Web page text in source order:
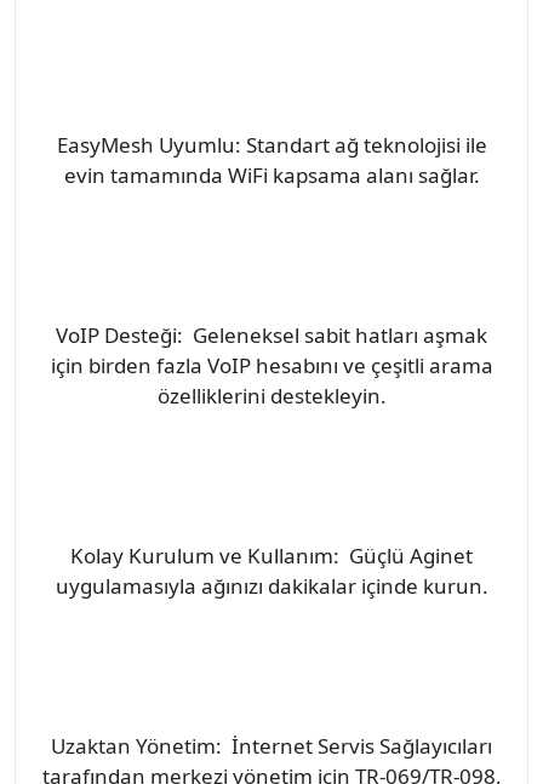
EasyMesh Uyumlu: Standart ağ teknolojisi ile
evin tamamında WiFi kapsama alanı sağlar.
VoIP Desteği: Geleneksel sabit hatları aşmak
için birden fazla VoIP hesabını ve çeşitli arama
özelliklerini destekleyin.
Kolay Kurulum ve Kullanım: Güçlü Aginet
uygulamasıyla ağınızı dakikalar içinde kurun.
Uzaktan Yönetim: İnternet Servis Sağlayıcıları
tarafından merkezi yönetim için TR-069/TR-098,